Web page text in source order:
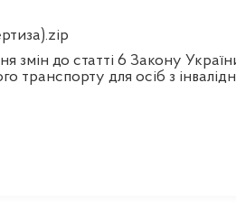
змін до статті 6 Закону
транспорту для осіб з